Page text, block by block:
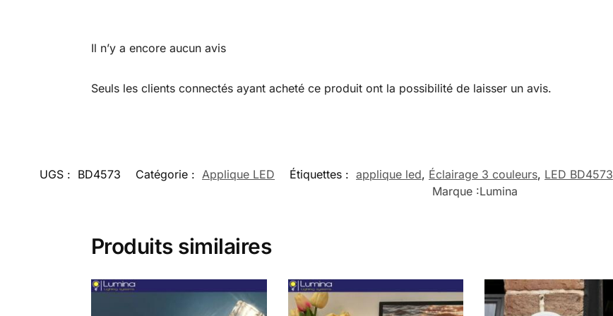
Il n’y a encore aucun avis
Seuls les clients connectés ayant acheté ce produit ont la possibilité de laisser un avis.
UGS : BD4573 Catégorie : Applique LED Étiquettes : applique led, Éclairage 3 couleurs, LED BD4573
Marque :Lumina
Produits similaires